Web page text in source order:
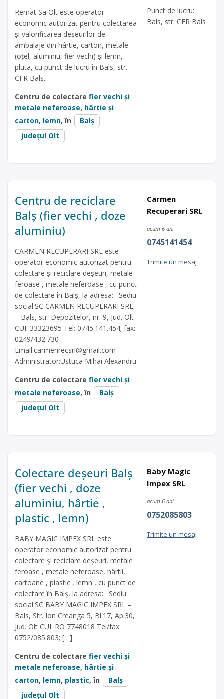
Remat Sa Olt este operator
economic autorizat pentru colectarea
și valorificarea deșeurilor de
ambalaje din hârtie, carton, metale
(oțel, aluminiu, fier vechi) și lemn,
pluta, cu punct de lucru în Bals, str.
CFR Bals.
Centru de colectare fier vechi și
metale neferoase, hârtie și
carton, lemn, în
Balș
județul Olt
Punct de lucru:
Bals, str. CFR Bals
Centru de reciclare
Balș (fier vechi , doze
aluminiu)
CARMEN RECUPERARI SRL este
operator economic autorizat pentru
colectare și reciclare deșeuri, metale
feroase , metale neferoase , cu punct
de colectare în Balș, la adresa: . Sediu
social:SC CARMEN RECUPERARI SRL,
– Bals, str. Depozitelor, nr. 9, Jud. Olt
CUI: 33323695 Tel: 0745.141.454; fax:
0249/432.730
Email:carmenrecsrl@gmail.com
Administrator:Ustuca Mihai Alexandru
Centru de colectare fier vechi și
metale neferoase, în
Balș
județul Olt
Carmen
Recuperari SRL
acum 6 ani
0745141454
Trimite un mesaj
Colectare deșeuri Balș
(fier vechi , doze
aluminiu, hârtie ,
plastic , lemn)
BABY MAGIC IMPEX SRL este
operator economic autorizat pentru
colectare și reciclare deșeuri, metale
feroase , metale neferoase, hârtii,
cartoane , plastic , lemn , cu punct de
colectare în Balș, la adresa: . Sediu
social:SC BABY MAGIC IMPEX SRL –
Bals, Str. Ion Creanga 5, Bl.17, Ap.30,
Jud. Olt CUI: RO 7748018 Tel/fax:
0752/085.803; […]
Centru de colectare fier vechi și
metale neferoase, hârtie și
carton, lemn, plastic, în
Balș
județul Olt
Baby Magic
Impex SRL
acum 6 ani
0752085803
Trimite un mesaj